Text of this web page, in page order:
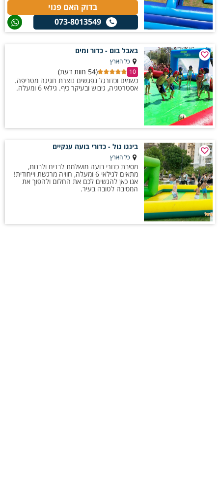
בדוק האם פנוי
073-8013549
באבל בום - כדור ומים
כל הארץ
10
(54 חוות דעת)
כשמים וכדורגל נפגשים נוצרת חגיגה מטריפה.
אסטרטגיה, גיבוש ובעיקר כיף. גילאי 6 ומעלה.
בינגו גול - כדורי בועה ענקיים
כל הארץ
מסיבת כדורי בועה מושלמת לבנים ולבנות,
מתאים לגילאי 6 ומעלה, חוויה מרגשת וייחודית!
אנו כאן להגשים לכם את החלום ולהפוך את
המסיבה לטובה בעיר.